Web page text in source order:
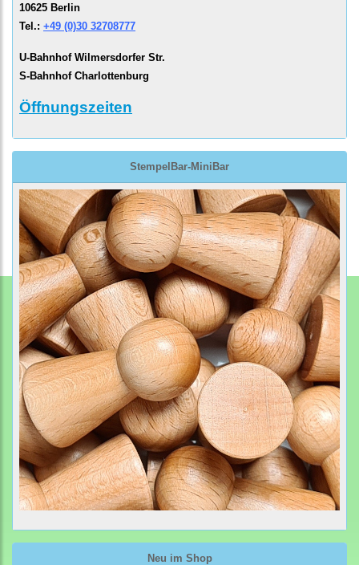
10625 Berlin
Tel.: +49 (0)30 32708777
U-Bahnhof Wilmersdorfer Str.
S-Bahnhof Charlottenburg
Öffnungszeiten
StempelBar-MiniBar
Neu im Shop